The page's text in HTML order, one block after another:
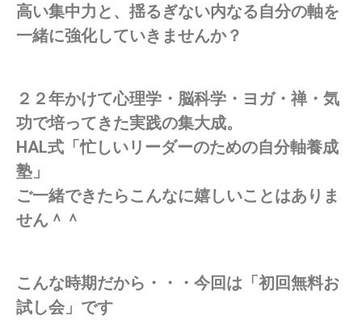
高い集中力と、揺るぎない内なる自分の軸を
一緒に強化していきませんか？
２２年かけて心理学・脳科学・ヨガ・禅・気
功で培ってきた実践の集大成。
HAL式 「忙しいリーダーのための自分軸養成
塾」
ご一緒できたらこんなに嬉しいことはありま
せん＾＾
こんな時期だから・・・今回は「初回無料お
試し会」です